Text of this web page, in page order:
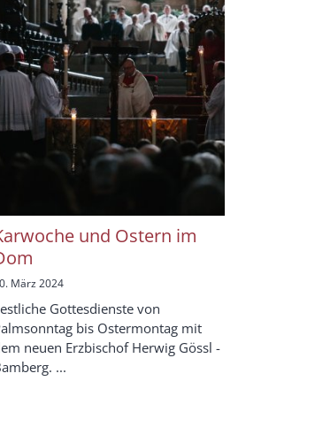
und Ostern im
März 2024
Gottesdienste von
bis Ostermontag mit
neuen Erzbischof Herwig Gössl -
...